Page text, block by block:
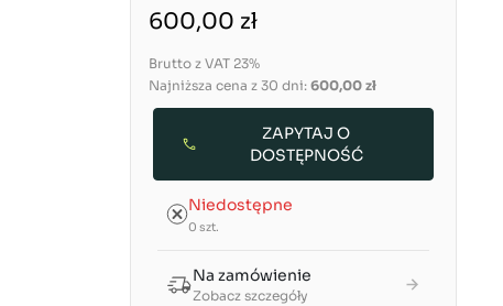
600,00 zł
Brutto z VAT 23%
Najniższa cena z 30 dni: 600,00 zł
ZAPYTAJ O
DOSTĘPNOŚĆ
Niedostępne
0 szt.
Na zamówienie
Zobacz szczegóły